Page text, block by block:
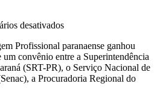
caixa
em
Cianorte
desativadosem
terá
reforço
no
programa
Profissional paranaense ganhou
um convênio entre a Superintendência
(SRT-PR), o Serviço Nacional de
a Procuradoria Regional do